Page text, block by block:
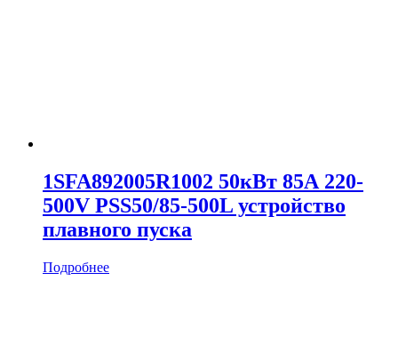
1SFA892005R1002 50кВт 85А 220-
500V PSS50/85-500L устройство
плавного пуска
Подробнее